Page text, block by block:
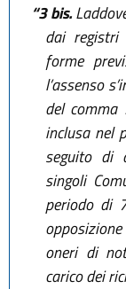
“3 bis.
dai registri
forme
l’assenso
del comma
inclusa nel
seguito di
singoli
periodo di
oneri di
carico dei